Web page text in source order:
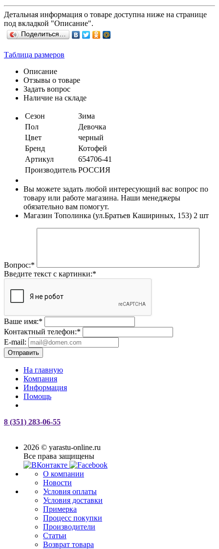
Детальная информация о товаре доступна ниже на странице
под вкладкой "Описание".
Поделиться…
Таблица размеров
Описание
Отзывы о товаре
Задать вопрос
Наличие на складе
Сезон
Зима
Пол
Девочка
Цвет
черный
Бренд
Котофей
Артикул
654706-41
Производитель РОССИЯ
Вы можете задать любой интересующий вас вопрос по
товару или работе магазина. Наши менеджеры
обязательно вам помогут.
Магазин Тополинка (ул.Братьев Кашириных, 153) 2 шт
Вопрос:*
Введите текст с картинки:*
Ваше имя:*
Контактный телефон:*
E-mail:
Отправить
На главную
Компания
Информация
Помощь
8 (351) 283-06-55
2026 © yarastu-online.ru
Все права защищены
О компании
Новости
Условия оплаты
Условия доставки
Примерка
Процесс покупки
Производители
Статьи
Возврат товара